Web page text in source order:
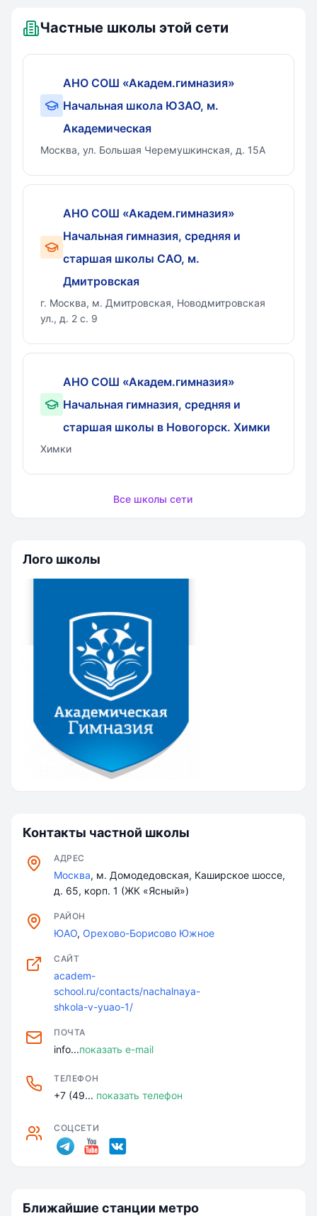
Частные школы этой сети
АНО СОШ «Академ.гимназия»
Начальная школа ЮЗАО, м.
Академическая
Москва, ул. Большая Черемушкинская, д. 15А
АНО СОШ «Академ.гимназия»
Начальная гимназия, средняя и
старшая школы САО, м.
Дмитровская
г. Москва, м. Дмитровская, Новодмитровская
ул., д. 2 с. 9
АНО СОШ «Академ.гимназия»
Начальная гимназия, средняя и
старшая школы в Новогорск. Химки
Химки
Все школы сети
Лого школы
Контакты частной школы
АДРЕС
Москва, м. Домодедовская, Каширское шоссе,
д. 65, корп. 1 (ЖК «Ясный»)
РАЙОН
ЮАО, Орехово-Борисово Южное
САЙТ
academ-
school.ru/contacts/nachalnaya-
shkola-v-yuao-1/
ПОЧТА
info...показать e-mail
ТЕЛЕФОН
+7 (49... показать телефон
СОЦСЕТИ
Ближайшие станции метро